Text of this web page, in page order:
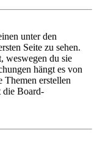
unter den
Seite zu sehen.
weswegen du sie
hängt es von
Themen erstellen
die Board-